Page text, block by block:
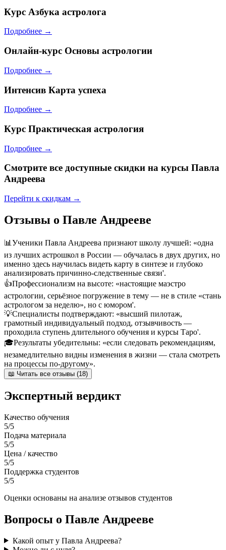
Курс Азбука астролога
Подробнее →
Онлайн-курс Основы астрологии
Подробнее →
Интенсив Карта успеха
Подробнее →
Курс Практическая астрология
Подробнее →
Смотрите все доступные скидки на курсы Павла
Андреева
Перейти к скидкам →
Отзывы о Павле Андрееве
📊 Ученики Павла Андреева признают школу лучшей: «одна
из лучших астрошкол в России — обучалась в двух других, но
именно здесь научилась видеть карту в синтезе и глубоко
анализировать причинно-следственные связи'.
👍Профессионализм на высоте: «настоящие маэстро
астрологии, серьёзное погружение в тему — не в стиле «стань
астрологом за неделю», но с юмором'.
💡Специалисты подтверждают: «высший пилотаж,
грамотный индивидуальный подход, отзывчивость —
проходила ступень длительного обучения и курсы Таро'.
🎓Результаты убедительны: «если следовать рекомендациям,
незамедлительно видны изменения в жизни — стала смотреть
на процессы по-другому».
📖 Читать все отзывы (18)
Экспертный вердикт
Качество обучения
5/5
Подача материала
5/5
Цена / качество
5/5
Поддержка студентов
5/5
Оценки основаны на анализе отзывов студентов
Вопросы о Павле Андрееве
Какой опыт у Павла Андреева?